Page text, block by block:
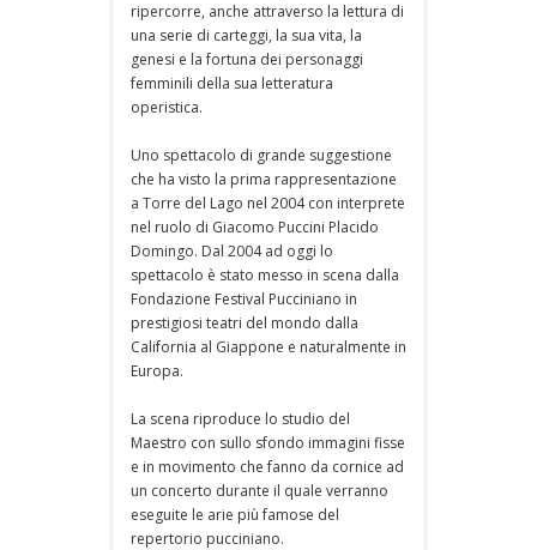
ripercorre, anche attraverso la lettura di
una serie di carteggi, la sua vita, la
genesi e la fortuna dei personaggi
femminili della sua letteratura
operistica.
Uno spettacolo di grande suggestione
che ha visto la prima rappresentazione
a Torre del Lago nel 2004 con interprete
nel ruolo di Giacomo Puccini Placido
Domingo. Dal 2004 ad oggi lo
spettacolo è stato messo in scena dalla
Fondazione Festival Pucciniano in
prestigiosi teatri del mondo dalla
California al Giappone e naturalmente in
Europa.
La scena riproduce lo studio del
Maestro con sullo sfondo immagini fisse
e in movimento che fanno da cornice ad
un concerto durante il quale verranno
eseguite le arie più famose del
repertorio pucciniano.